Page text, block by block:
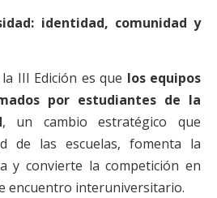
identidad, comunidad y
III Edición es que los equipos
por estudiantes de la
, un cambio estratégico que
de las escuelas, fomenta la
y convierte la competición en
encuentro interuniversitario.